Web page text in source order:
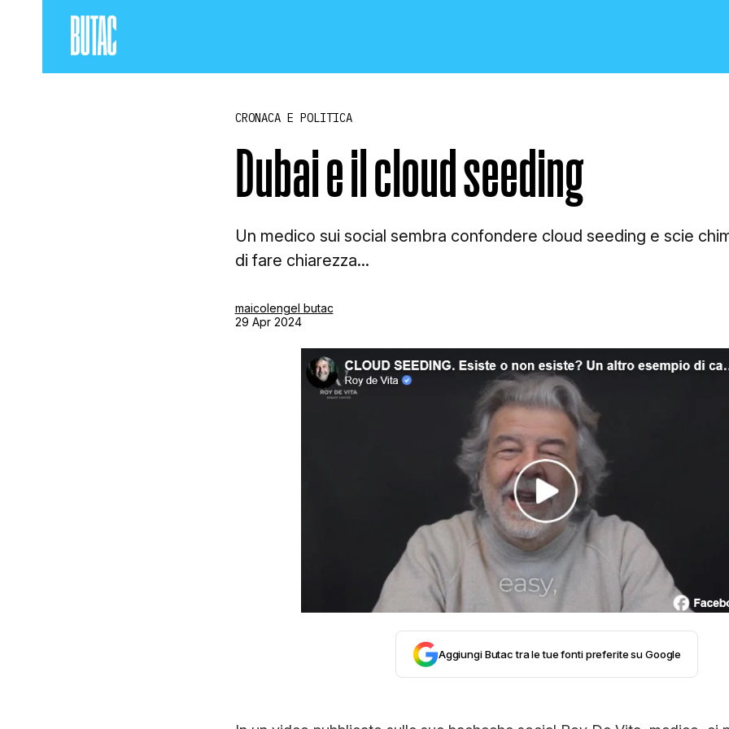
SCIENZA E TECNOLOGIA
STORIA E CITAZIONI
INTRATTENIMENTO
COMPLOTTI, LEGGENDE URBANE ED
EDITORIALI
TRUFFE E SOCIAL NETWORK
CRONACA E POLITICA
Dubai e il cloud seeding
Un medico sui social sembra confondere cloud seeding e scie
di fare chiarezza...
maicolengel butac
29 Apr 2024
Aggiungi Butac tra le tue fonti preferite su Google